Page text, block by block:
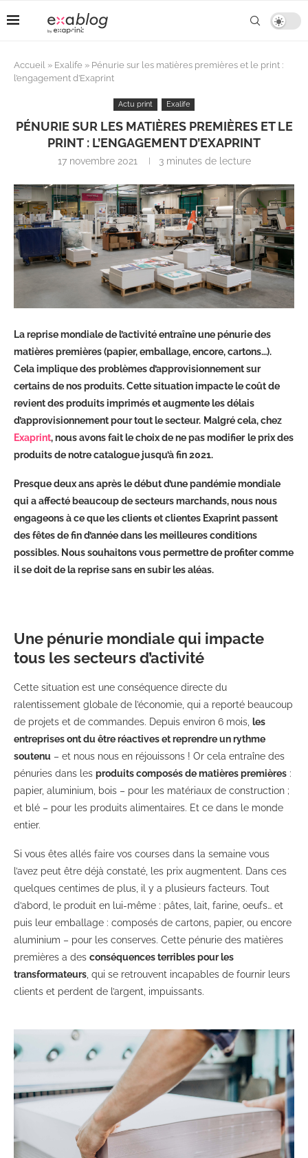
Accueil » Exalife » Pénurie sur les matières premières et le print :
l’engagement d’Exaprint
Actu print Exalife
PÉNURIE SUR LES MATIÈRES PREMIÈRES ET LE
PRINT : L’ENGAGEMENT D’EXAPRINT
17 novembre 2021 3 minutes de lecture
La reprise mondiale de l’activité entraîne une pénurie des
matières premières (papier, emballage, encore, cartons…).
Cela implique des problèmes d’approvisionnement sur
certains de nos produits. Cette situation impacte le coût de
revient des produits imprimés et augmente les délais
d’approvisionnement pour tout le secteur. Malgré cela, chez
Exaprint, nous avons fait le choix de ne pas modifier le prix des
produits de notre catalogue jusqu’à fin 2021.
Presque deux ans après le début d’une pandémie mondiale
qui a affecté beaucoup de secteurs marchands, nous nous
engageons à ce que les clients et clientes Exaprint passent
des fêtes de fin d’année dans les meilleures conditions
possibles. Nous souhaitons vous permettre de profiter comme
il se doit de la reprise sans en subir les aléas.
Une pénurie mondiale qui impacte
tous les secteurs d’activité
Cette situation est une conséquence directe du
ralentissement globale de l’économie, qui a reporté beaucoup
de projets et de commandes. Depuis environ 6 mois, les
entreprises ont du être réactives et reprendre un rythme
soutenu – et nous nous en réjouissons ! Or cela entraîne des
pénuries dans les produits composés de matières premières :
papier, aluminium, bois – pour les matériaux de construction ;
et blé – pour les produits alimentaires. Et ce dans le monde
entier.
Si vous êtes allés faire vos courses dans la semaine vous
l’avez peut être déjà constaté, les prix augmentent. Dans ces
quelques centimes de plus, il y a plusieurs facteurs. Tout
d’abord, le produit en lui-même : pâtes, lait, farine, oeufs… et
puis leur emballage : composés de cartons, papier, ou encore
aluminium – pour les conserves. Cette pénurie des matières
premières a des conséquences terribles pour les
transformateurs, qui se retrouvent incapables de fournir leurs
clients et perdent de l’argent, impuissants.